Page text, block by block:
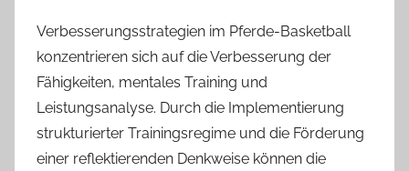
Verbesserungsstrategien im Pferde-Basketball
konzentrieren sich auf die Verbesserung der
Fähigkeiten, mentales Training und
Leistungsanalyse. Durch die Implementierung
strukturierter Trainingsregime und die Förderung
einer reflektierenden Denkweise können die